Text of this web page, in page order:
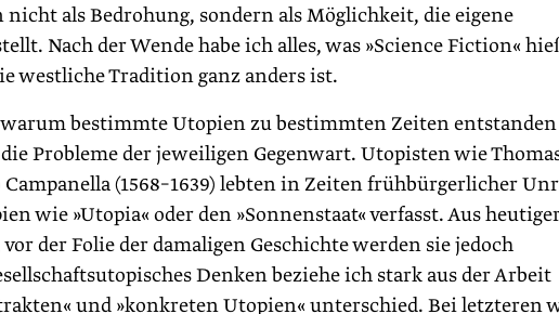
als Bedrohung, sondern als Möglichkeit, die eigene
Nach der Wende habe ich alles, was »Science Fiction«
westliche Tradition ganz anders ist.
bestimmte Utopien zu bestimmten Zeiten entstanden
Probleme der jeweiligen Gegenwart. Utopisten wie
Campanella (1568–1639) lebten in Zeiten frühbürgerlicher
wie »Utopia« oder den »Sonnenstaat« verfasst. Aus
der Folie der damaligen Geschichte werden sie jedoch
Denken beziehe ich stark aus der Arbeit
und »konkreten Utopien« unterschied. Bei letzteren